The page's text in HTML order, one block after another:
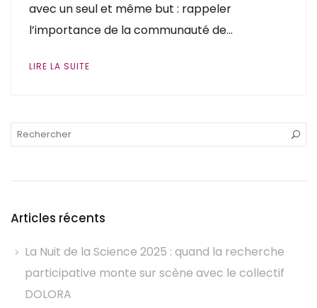
avec un seul et même but : rappeler
l’importance de la communauté de…
LIRE LA SUITE
Articles récents
La Nuit de la Science 2025 : quand la recherche
participative monte sur scène avec le collectif
DOLORA